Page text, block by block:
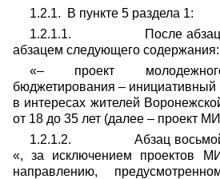
1.2.1. В пункте 5 раздела 1:
1.2.1.1. После абзаца
абзацем следующего содержания:
«– проект
бюджетирования – инициативный
в интересах жителей
от 18 до 35 лет (далее – проект
1.2.1.2. Абзац восьмой
«, за исключением проектов
направлению,